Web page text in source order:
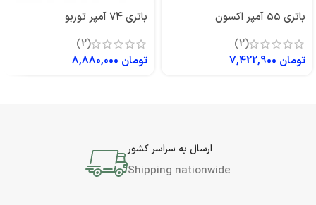
باتری 55 آمپر اکسون
(2)
تومان
باتری 74 آمپر توربو
(2)
تومان
ارسال به سراسر کشور
Shipping nationwide